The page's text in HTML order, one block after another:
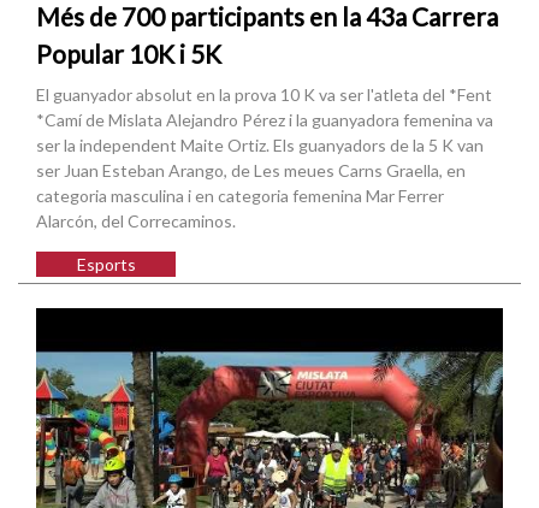
Més de 700 participants en la 43a Carrera
Popular 10K i 5K
El guanyador absolut en la prova 10 K va ser l'atleta del *Fent
*Camí de Mislata Alejandro Pérez i la guanyadora femenina va
ser la independent Maite Ortiz. Els guanyadors de la 5 K van
ser Juan Esteban Arango, de Les meues Carns Graella, en
categoria masculina i en categoria femenina Mar Ferrer
Alarcón, del Correcaminos.
Esports